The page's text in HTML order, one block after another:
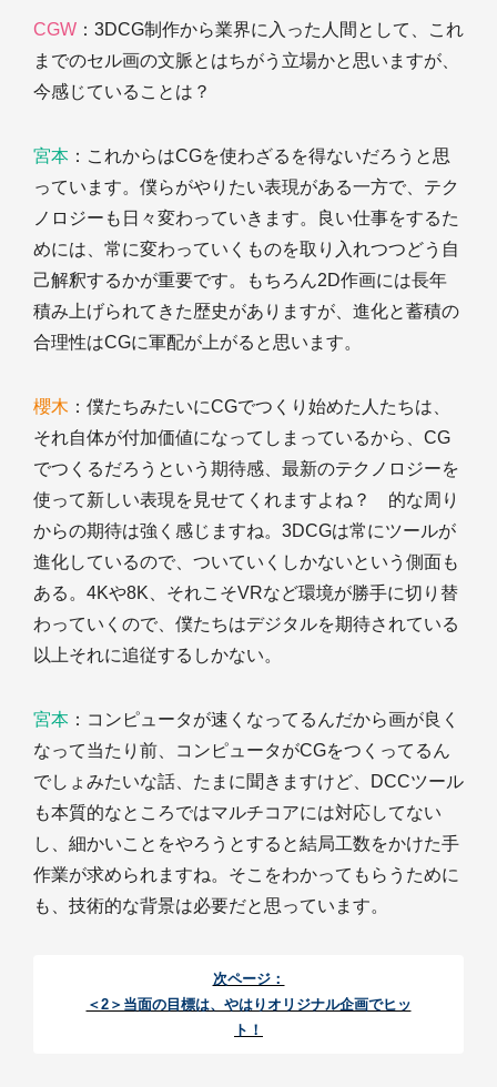
CGW ：3DCG制作から業界に入った人間として、これ
までのセル画の文脈とはちがう立場かと思いますが、
今感じていることは？
宮本 ：これからはCGを使わざるを得ないだろうと思
っています。僕らがやりたい表現がある一方で、テク
ノロジーも日々変わっていきます。良い仕事をするた
めには、常に変わっていくものを取り入れつつどう自
己解釈するかが重要です。もちろん2D作画には長年
積み上げられてきた歴史がありますが、進化と蓄積の
合理性はCGに軍配が上がると思います。
櫻木 ：僕たちみたいにCGでつくり始めた人たちは、
それ自体が付加価値になってしまっているから、CG
でつくるだろうという期待感、最新のテクノロジーを
使って新しい表現を見せてくれますよね？ 的な周り
からの期待は強く感じますね。3DCGは常にツールが
進化しているので、ついていくしかないという側面も
ある。4Kや8K、それこそVRなど環境が勝手に切り替
わっていくので、僕たちはデジタルを期待されている
以上それに追従するしかない。
宮本 ：コンピュータが速くなってるんだから画が良く
なって当たり前、コンピュータがCGをつくってるん
でしょみたいな話、たまに聞きますけど、DCCツール
も本質的なところではマルチコアには対応してない
し、細かいことをやろうとすると結局工数をかけた手
作業が求められますね。そこをわかってもらうために
も、技術的な背景は必要だと思っています。
次ページ：
＜2＞当面の目標は、やはりオリジナル企画でヒッ
ト！